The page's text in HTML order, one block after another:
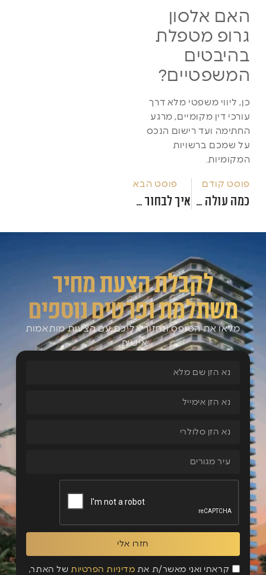
האם אלסון
גרופ מטפלת
בהיבטים
המשפטיים?
כן, ליווי משפטי מלא דרך
עורכי דין מקומיים, מרגע
החתימה ועד רישום הנכס
על שמכם ברשויות
המקומיות.
פוסט קודם פוסט הבא
לקבלת הצעת מחיר
משתלמת ופרטים נוספים
מלאו את הטופס ונחזור אליכם עם הצעות מותאמות
אישית.
קראתי ואני מאשר/ת את מדיניות הפרטיות של האתר,
חזרו אלי